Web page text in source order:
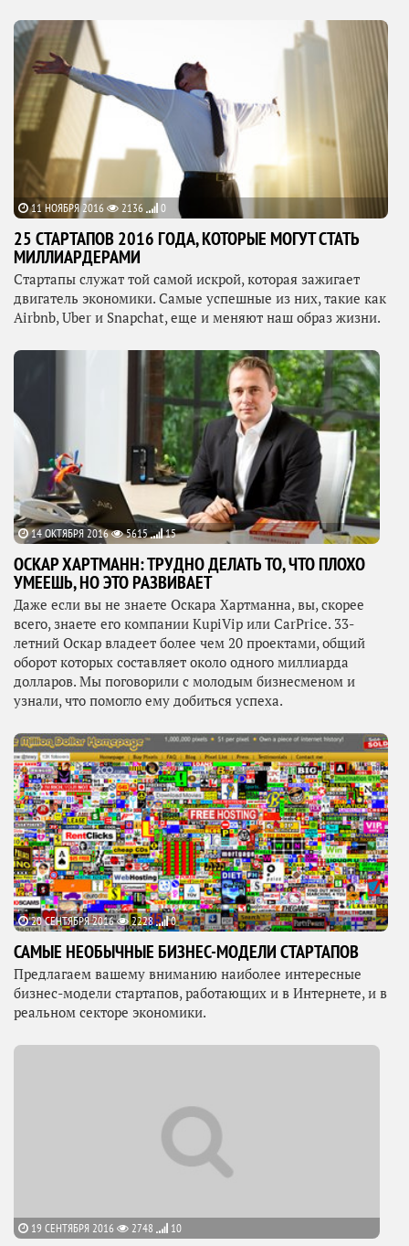
11 НОЯБРЯ 2016 2136 0
25 СТАРТАПОВ 2016 ГОДА, КОТОРЫЕ МОГУТ СТАТЬ
МИЛЛИАРДЕРАМИ
Стартапы служат той самой искрой, которая зажигает
двигатель экономики. Самые успешные из них, такие как
Airbnb, Uber и Snapchat, еще и меняют наш образ жизни.
14 ОКТЯБРЯ 2016 5615 15
ОСКАР ХАРТМАНН: ТРУДНО ДЕЛАТЬ ТО, ЧТО ПЛОХО
УМЕЕШЬ, НО ЭТО РАЗВИВАЕТ
Даже если вы не знаете Оскара Хартманна, вы, скорее
всего, знаете его компании KupiVip или CarPrice. 33-
летний Оскар владеет более чем 20 проектами, общий
оборот которых составляет около одного миллиарда
долларов. Мы поговорили с молодым бизнесменом и
узнали, что помогло ему добиться успеха.
20 СЕНТЯБРЯ 2016 2228 0
САМЫЕ НЕОБЫЧНЫЕ БИЗНЕС-МОДЕЛИ СТАРТАПОВ
Предлагаем вашему вниманию наиболее интересные
бизнес-модели стартапов, работающих и в Интернете, и в
реальном секторе экономики.
19 СЕНТЯБРЯ 2016 2748 10